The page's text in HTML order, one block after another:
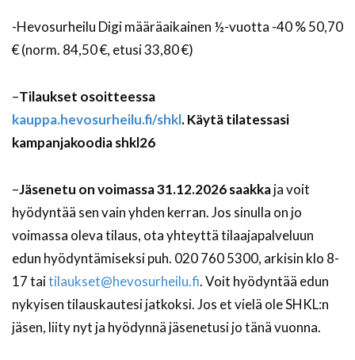
-Hevosurheilu Digi määräaikainen ½-vuotta -40 % 50,70
€ (norm. 84,50 €, etusi 33,80 €)
–Tilaukset osoitteessa
kauppa.hevosurheilu.fi/shkl. Käytä tilatessasi
kampanjakoodia shkl26
–Jäsenetu on voimassa 31.12.2026 saakkaja voit
hyödyntää sen vain yhden kerran. Jos sinulla on jo
voimassa oleva tilaus, ota yhteyttä tilaajapalveluun
edun hyödyntämiseksi puh. 020 760 5300, arkisin klo 8-
17 taitilaukset@hevosurheilu.fi. Voit hyödyntää edun
nykyisen tilauskautesi jatkoksi. Jos et vielä ole SHKL:n
jäsen, liity nyt ja hyödynnä jäsenetusi jo tänä vuonna.